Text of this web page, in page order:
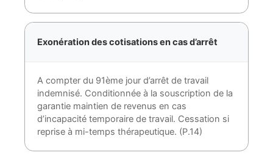
Exonération des cotisations en cas d’arrêt
A compter du 91ème jour d’arrêt de travail
indemnisé. Conditionnée à la souscription de la
garantie maintien de revenus en cas
d’incapacité temporaire de travail. Cessation si
reprise à mi-temps thérapeutique. (P.14)